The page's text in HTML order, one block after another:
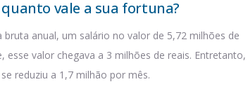
vale a sua fortuna?
anual, um salário no valor de 5,72 milhões de
valor chegava a 3 milhões de reais. Entretanto,
reduziu a 1,7 milhão por mês.